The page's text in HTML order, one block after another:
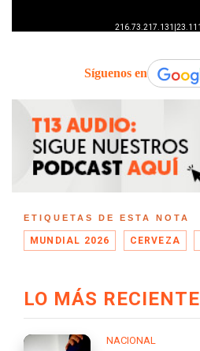
Síguenos en
ETIQUETAS DE ESTA NOTA
MUNDIAL 2026 CERVEZA
LO MÁS RECIENTE
NACIONAL